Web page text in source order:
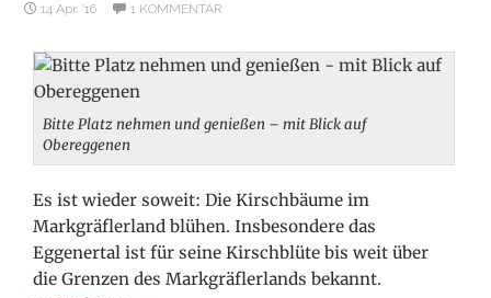
14 Apr. ’16 1 KOMMENTAR
Bitte Platz nehmen und genießen – mit Blick auf
Obereggenen
Es ist wieder soweit: Die Kirschbäume im
Markgräflerland blühen. Insbesondere das
Eggenertal ist für seine Kirschblüte bis weit über
die Grenzen des Markgräflerlands bekannt.